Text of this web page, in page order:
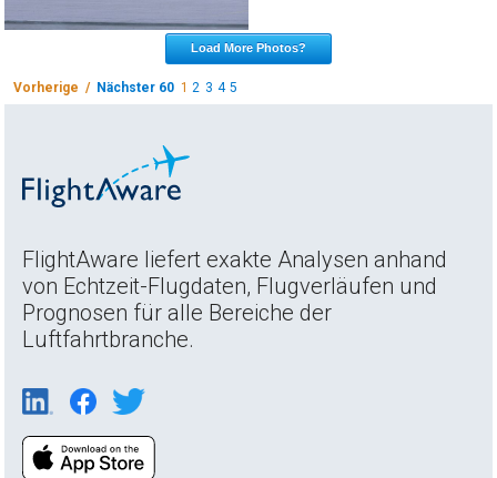
Load More Photos?
Vorherige / Nächster 60 12 3 4 5
FlightAware liefert exakte Analysen anhand
von Echtzeit-Flugdaten, Flugverläufen und
Prognosen für alle Bereiche der
Luftfahrtbranche.